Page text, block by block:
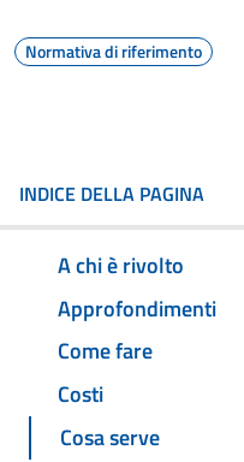
Normativa di riferimento
INDICE DELLA PAGINA
A chi è rivolto
Approfondimenti
Come fare
Costi
Cosa serve